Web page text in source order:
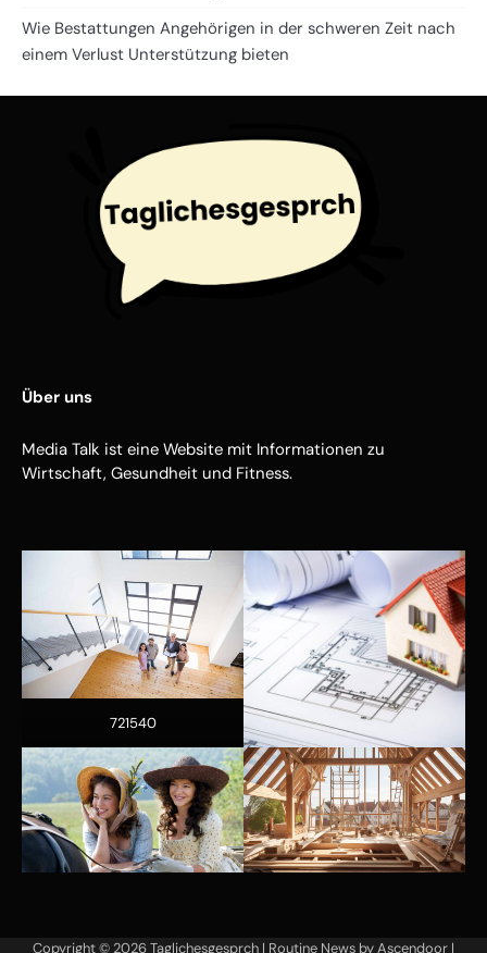
Wie Bestattungen Angehörigen in der schweren Zeit nach
einem Verlust Unterstützung bieten
Über uns
Media Talk ist eine Website mit Informationen zu
Wirtschaft, Gesundheit und Fitness.
721540
Copyright © 2026Taglichesgesprch | Routine News byAscendoor |